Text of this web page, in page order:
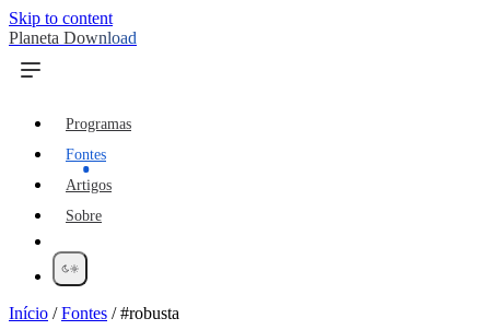
Skip to content
Planeta Download
Programas
Fontes
Artigos
Sobre
Início /Fontes /#robusta